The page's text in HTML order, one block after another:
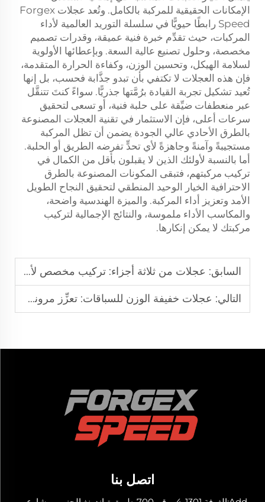
الإمكانات الحقيقية للمركبة بالكامل. وتُعد عجلات Forgex
Speed رابطًا حيويًّا في سلسلة التوريد العالمية لأداء
المركبات، حيث تقدِّم خبرة فنية عميقة، وقدرات تصميم
مخصصة، وحلول تصنيع عالية السعة. وبإعطائها الأولوية
لسلامة الهيكل، وتحسين الوزن، وكفاءة الحرارة المتقدمة،
فإن هذه العجلات لا تكتفي بأن تبدو جذَّابة فحسب، بل إنها
تُعيد تشكيل تجربة القيادة برُمَّتها جذريًّا. سواءً كنتَ تتنقَّل
عبر منعطفات ضيِّقة على حلبة فنية، أو تسعى لتحقيق
سرعات أعلى، فإن الاستثمار في تقنية العجلات المصنوعة
بالطرق الأحادي عالي الجودة يضمن أن تظل المركبة
مستجيبةً وآمنةً وجاهزةً لأي تحدٍّ تفرضه الطريق أو الحلبة.
أما بالنسبة لأولئك الذين لا يقبلون بأقل من الكمال في
تركيب مركبتهم، فتبقى المكونات المصنوعة بالطرق
الاحترافية الخيار الوحيد المنطقي لتحقيق النجاح الطويل
الأمد وتعزيز أداء المركبة. والميزة الهندسية واضحة،
والمكاسب الأداء ملموسة، والنتائج الإجمالية لتركيب
مركبتك لا يمكن إنكارها.
السابق: عجلات من ثلاثة أجزاء: تركيب مخصص لأداءٍ استثنائي
التالي: عجلات خفيفة الوزن للسباقات: تعزِّز مرونة المركبة على الحلبة
اتصل بنا